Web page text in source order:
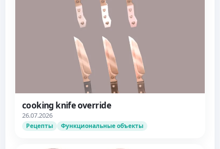
cooking knife override
26.07.2026
Рецепты Функциональные объекты